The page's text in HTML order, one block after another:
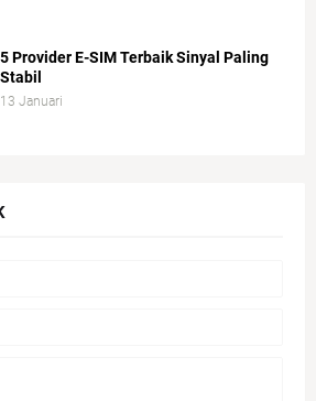
5 Provider E-SIM Terbaik Sinyal Paling
Stabil
13 Januari